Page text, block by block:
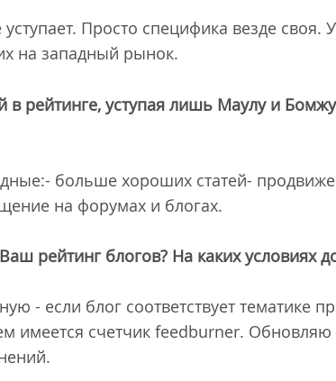
Просто специфика везде своя.
на западный рынок.
рейтинге, уступая лишь Маулу и
больше хороших статей-
на форумах и блогах.
рейтинг блогов? На каких условиях
- если блог соответствует тематике
имеется счетчик feedburner.